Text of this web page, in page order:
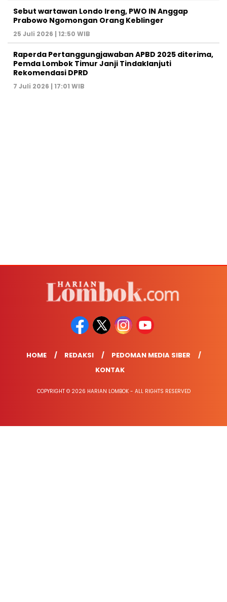
Sebut wartawan Londo Ireng, PWO IN Anggap
Prabowo Ngomongan Orang Keblinger
25 Juli 2026 | 12:50 WIB
Raperda Pertanggungjawaban APBD 2025 diterima,
Pemda Lombok Timur Janji Tindaklanjuti
Rekomendasi DPRD
7 Juli 2026 | 17:01 WIB
HOME REDAKSI
PEDOMAN MEDIA SIBER
KONTAK
COPYRIGHT © 2026 HARIAN LOMBOK - ALL RIGHTS RESERVED